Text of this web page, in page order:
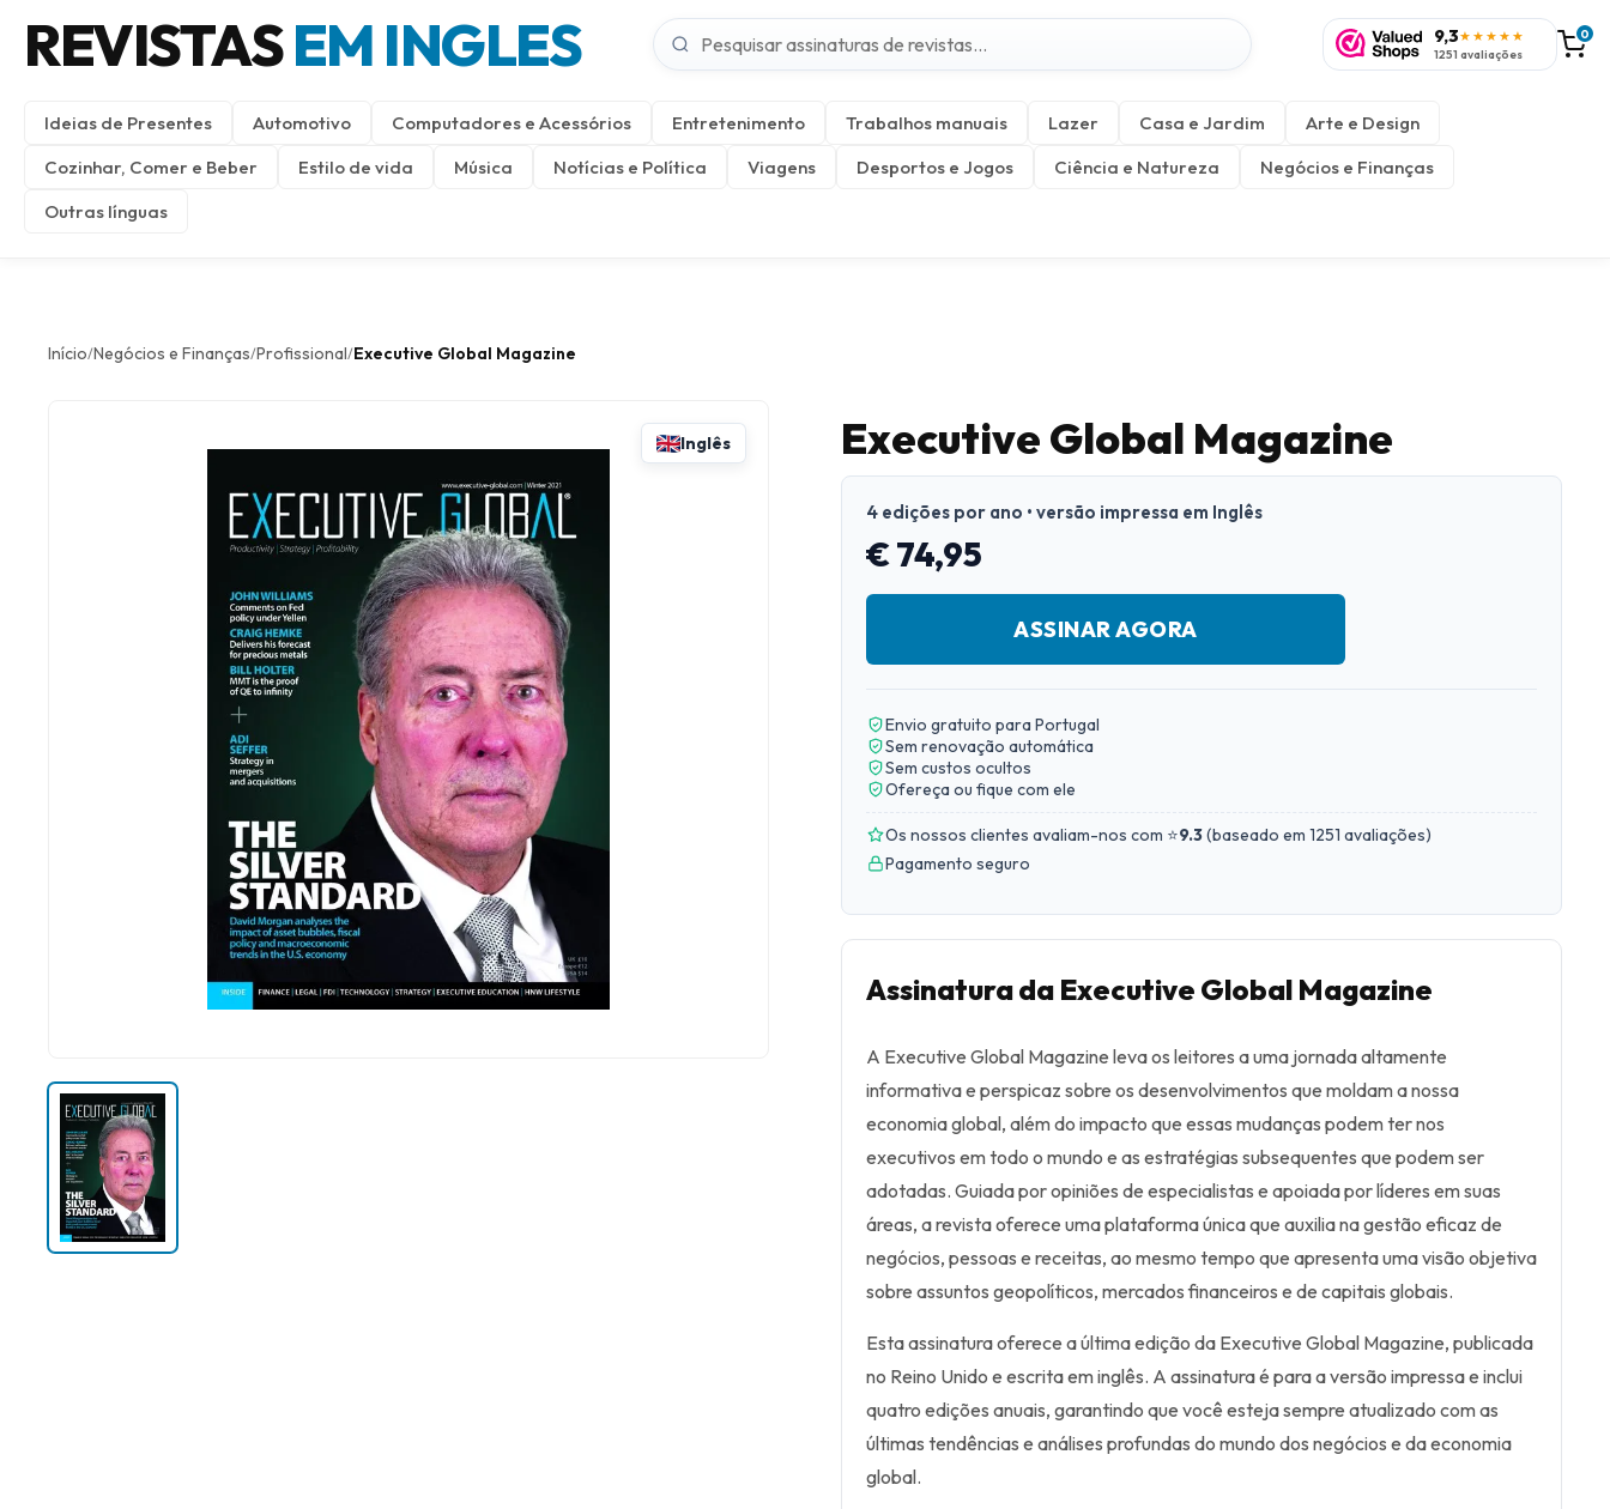
REVISTASEM INGLES 9,3★★★★★
1251 avaliações
0
Ideias de Presentes Automotivo Computadores e Acessórios Entretenimento Trabalhos manuais Lazer Casa e Jardim
Arte e Design
Cozinhar, Comer e Beber
Estilo de vida Música Notícias e Política Viagens Desportos e Jogos Ciência e Natureza
Negócios e Finanças
Outras línguas
Início/Negócios e Finanças/Profissional/Executive Global Magazine
Inglês Executive Global Magazine
4 edições por ano • versão impressa em Inglês
€ 74,95
ASSINAR AGORA
Envio gratuito para Portugal
Sem renovação automática
Sem custos ocultos
Ofereça ou fique com ele
Os nossos clientes avaliam-nos com ⭐9.3(baseado em 1251 avaliações)
Pagamento seguro
Assinatura da Executive Global Magazine
A Executive Global Magazine leva os leitores a uma jornada altamente
informativa e perspicaz sobre os desenvolvimentos que moldam a nossa
economia global, além do impacto que essas mudanças podem ter nos
executivos em todo o mundo e as estratégias subsequentes que podem ser
adotadas. Guiada por opiniões de especialistas e apoiada por líderes em suas
áreas, a revista oferece uma plataforma única que auxilia na gestão eficaz de
negócios, pessoas e receitas, ao mesmo tempo que apresenta uma visão objetiva
sobre assuntos geopolíticos, mercados financeiros e de capitais globais.
Esta assinatura oferece a última edição da Executive Global Magazine, publicada
no Reino Unido e escrita em inglês. A assinatura é para a versão impressa e inclui
quatro edições anuais, garantindo que você esteja sempre atualizado com as
últimas tendências e análises profundas do mundo dos negócios e da economia
global.